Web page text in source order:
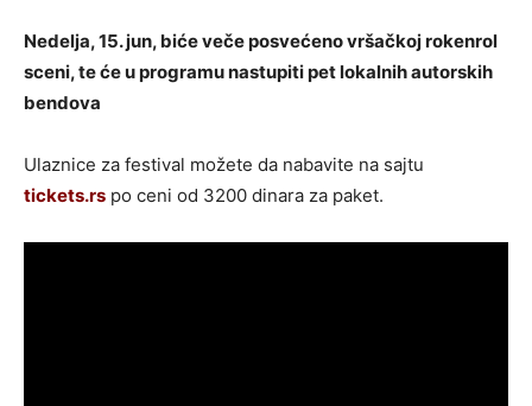
Nedelja, 15. jun, biće veče posvećeno vršačkoj rokenrol
sceni, te će u programu nastupiti pet lokalnih autorskih
bendova
Ulaznice za festival možete da nabavite na sajtu
tickets.rs po ceni od 3200 dinara za paket.